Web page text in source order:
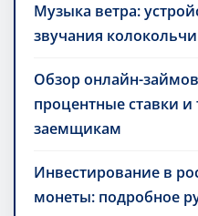
Музыка ветра:
звучания
Обзор онлайн-
процентные ставки и
заемщикам
Инвестирование в
монеты: подробное